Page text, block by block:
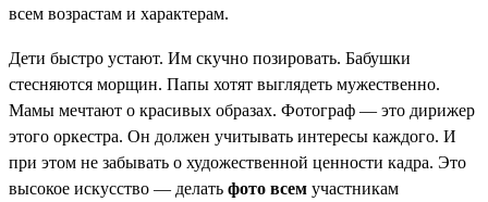
всем возрастам и характерам.
Дети быстро устают. Им скучно позировать. Бабушки
стесняются морщин. Папы хотят выглядеть мужественно.
Мамы мечтают о красивых образах. Фотограф — это дирижер
этого оркестра. Он должен учитывать интересы каждого. И
при этом не забывать о художественной ценности кадра. Это
высокое искусство — делать фото всем участникам